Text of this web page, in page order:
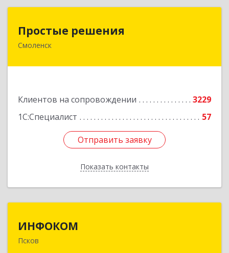
Простые решения
Смоленск
Клиентов на сопровождении
3229
1С:Специалист
57
Отправить заявку
Показать контакты
214015, Смоленская обл, Смоленск г, Большая
Отправить заявку
Назад
ИНФОКОМ
Псков180000, Псковская обл, Псков г, Советская ул,